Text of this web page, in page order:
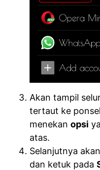
Akan tampil
tertaut ke
menekan opsi
atas.
Selanjutnya
dan ketuk pada